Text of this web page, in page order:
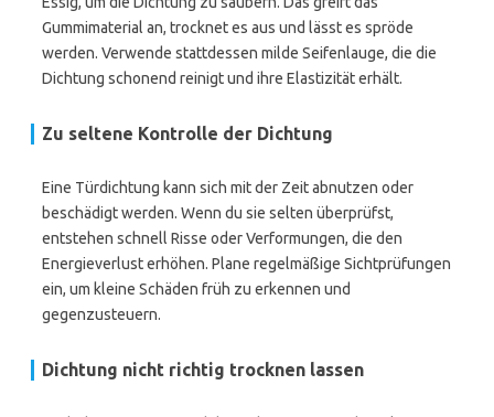
Gummimaterial an, trocknet es aus und lässt es spröde
werden. Verwende stattdessen milde Seifenlauge, die die
Dichtung schonend reinigt und ihre Elastizität erhält.
Zu seltene Kontrolle der Dichtung
Eine Türdichtung kann sich mit der Zeit abnutzen oder
beschädigt werden. Wenn du sie selten überprüfst,
entstehen schnell Risse oder Verformungen, die den
Energieverlust erhöhen. Plane regelmäßige Sichtprüfungen
ein, um kleine Schäden früh zu erkennen und
gegenzusteuern.
Dichtung nicht richtig trocknen lassen